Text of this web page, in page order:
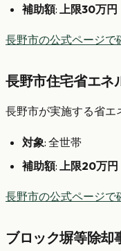
補助額: 上限30万円
長野市の公式ページで
長野市住宅省エネ
長野市が実施する省エ
対象: 全世帯
補助額: 上限20万円
長野市の公式ページで
ブロック塀等除却